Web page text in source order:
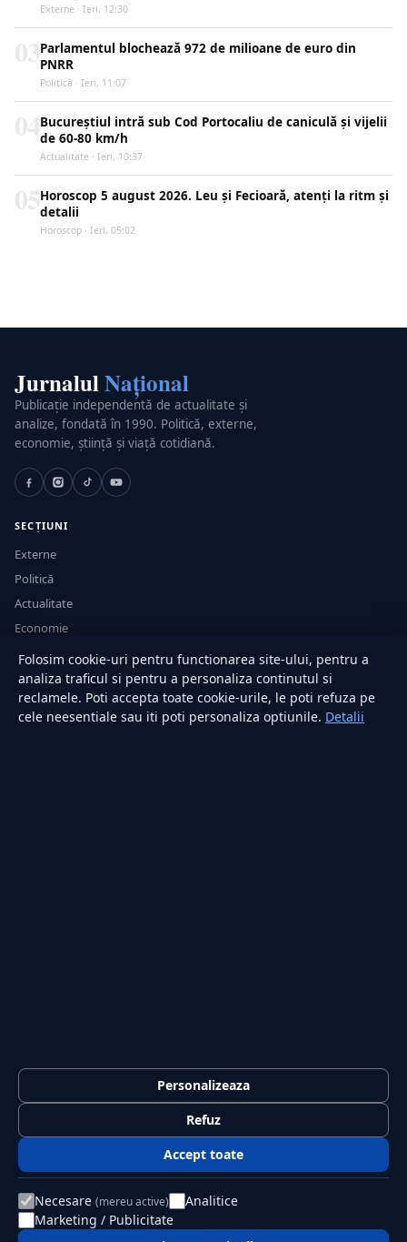
Externe · Ieri, 12:30
Parlamentul blochează 972 de milioane de euro din
PNRR
Politică · Ieri, 11:07
Bucureștiul intră sub Cod Portocaliu de caniculă și vijelii
de 60-80 km/h
Actualitate · Ieri, 10:37
Horoscop 5 august 2026. Leu și Fecioară, atenți la ritm și
detalii
Horoscop · Ieri, 05:02
JurnalulNațional
Publicație independentă de actualitate și
analize, fondată în 1990. Politică, externe,
economie, știință și viață cotidiană.
SECȚIUNI
Externe
Politică
Actualitate
Economie
Sănătate
Utile
RUBRICI
Confidențialitate
Politica de cookies
© 2026 Jurnalul Național. Toate drepturile rezervate.
Folosim cookie-uri pentru functionarea site-ului, pentru a
analiza traficul si pentru a personaliza continutul si
reclamele. Poti accepta toate cookie-urile, le poti refuza pe
cele neesentiale sau iti poti personaliza optiunile. Detalii
Personalizeaza
Refuz
Accept toate
Necesare (mereu active)
Analitice
Marketing / Publicitate